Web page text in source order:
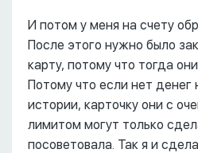
И потом у меня на счету
После этого нужно было
карту, потому что тогда
Потому что если нет денег
истории, карточку они с
лимитом могут только
посоветовала. Так я и